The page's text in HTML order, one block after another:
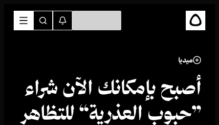
ميديا
أصبح بإمكانك الآن شراء
”حبوب العذرية“ للتظاهر